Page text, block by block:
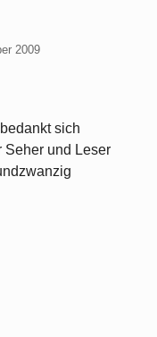
2009
sich
Seher und Leser